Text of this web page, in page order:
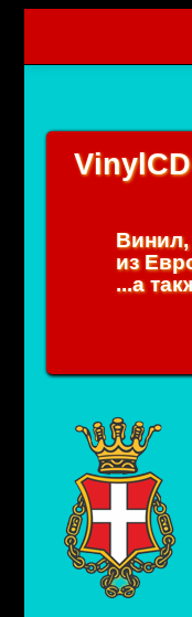
Главная
Коллекционные
Упаковки
Винил,
из
...а